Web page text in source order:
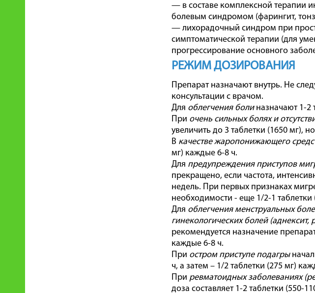
— в составе комплексной терапии
болевым синдромом (фарингит,
— лихорадочный синдром при
симптоматической терапии (для
прогрессирование основного
РЕЖИМ ДОЗИРОВАНИЯ
Препарат назначают внутрь. Не
консультации с врачом.
Для облегчения болиназначают 1-2
При очень сильных болях и
увеличить до 3 таблетки (1650 мг),
В качестве жаропонижающего
мг) каждые 6-8 ч.
Для предупреждения приступов
прекращено, если частота,
недель. При первых признаках
необходимости - еще 1/2-1 таблетки
Для облегчения менструальных
гинекологических болей
рекомендуется назначение
каждые 6-8 ч.
При остром приступе подагры
ч, а затем – 1/2 таблетки (275 мг)
При ревматоидных заболеваниях
доза составляет 1-2 таблетки (550-